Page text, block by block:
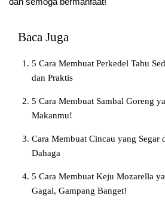
Baca Juga
5 Cara Membuat Perkedel Tahu
dan Praktis
5 Cara Membuat Sambal Goreng
Makanmu!
Cara Membuat Cincau yang Segar
Dahaga
5 Cara Membuat Keju Mozarella
Gagal, Gampang Banget!